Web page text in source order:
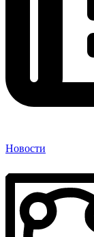
Новости